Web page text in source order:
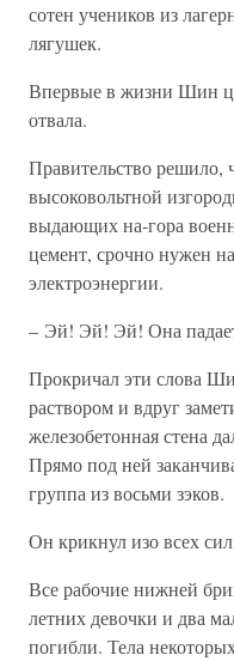
сотен учеников из
лягушек.
Впервые в жизни Шин
отвала.
Правительство решило,
высоковольтной
выдающих на-гора
цемент, срочно нужен
электроэнергии.
– Эй! Эй! Эй! Она
Прокричал эти слова
раствором и вдруг
железобетонная стена
Прямо под ней
группа из восьми зэков.
Он крикнул изо всех
Все рабочие нижней
летних девочки и два
погибли. Тела